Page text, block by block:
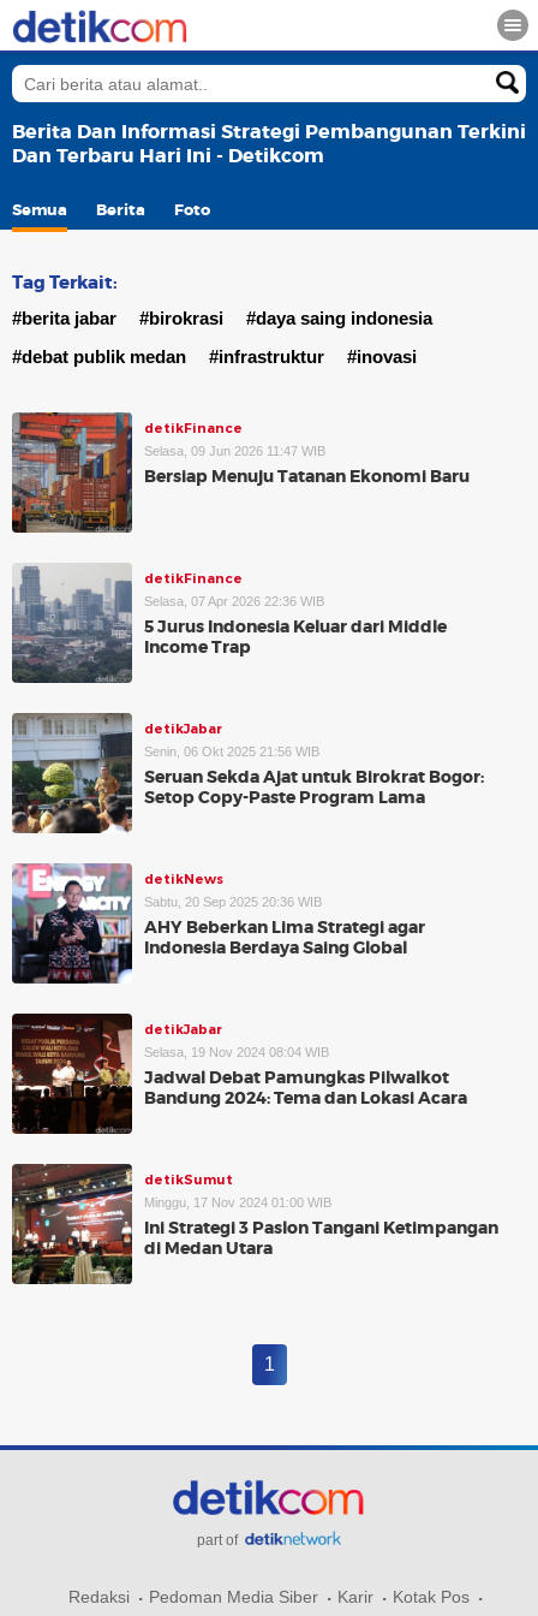
Berita Dan Informasi Strategi Pembangunan Terkini
Dan Terbaru Hari Ini - Detikcom
Semua Berita Foto
Tag Terkait:
#berita jabar #birokrasi
#daya saing indonesia
#debat publik medan
#infrastruktur #inovasi
detikFinance
Selasa, 09 Jun 2026 11:47 WIB
Bersiap Menuju Tatanan Ekonomi Baru
detikFinance
Selasa, 07 Apr 2026 22:36 WIB
5 Jurus Indonesia Keluar dari Middle
Income Trap
detikJabar
Senin, 06 Okt 2025 21:56 WIB
Seruan Sekda Ajat untuk Birokrat Bogor:
Setop Copy-Paste Program Lama
detikNews
Sabtu, 20 Sep 2025 20:36 WIB
AHY Beberkan Lima Strategi agar
Indonesia Berdaya Saing Global
detikJabar
Selasa, 19 Nov 2024 08:04 WIB
Jadwal Debat Pamungkas Pilwalkot
Bandung 2024: Tema dan Lokasi Acara
detikSumut
Minggu, 17 Nov 2024 01:00 WIB
Ini Strategi 3 Paslon Tangani Ketimpangan
di Medan Utara
1
part of
Redaksi Pedoman Media Siber Karir Kotak Pos